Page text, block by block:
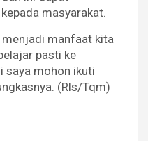
masyarakat.
menjadi manfaat kita
pasti ke
saya mohon ikuti
(Rls/Tqm)